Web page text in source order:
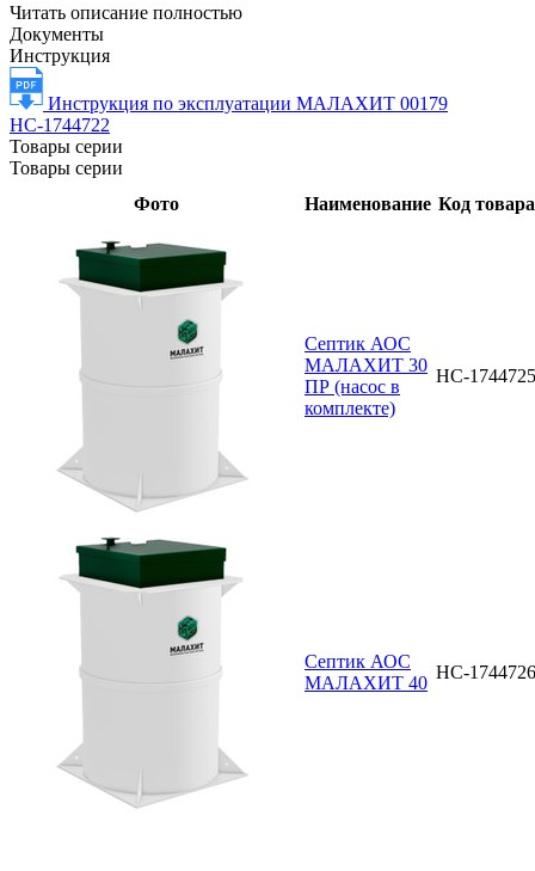
Читать описание полностью
Документы
Инструкция
Инструкция по эксплуатации МАЛАХИТ 00179
НС-1744722
Товары серии
Товары серии
Фото
Наименование Код товара
Септик АОС
МАЛАХИТ 30
ПР (насос в
комплекте)
НС-1744725
Септик АОС
МАЛАХИТ 40
НС-1744726